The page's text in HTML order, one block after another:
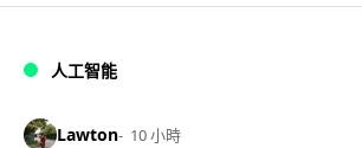
人工智能
Lawton 10 小時